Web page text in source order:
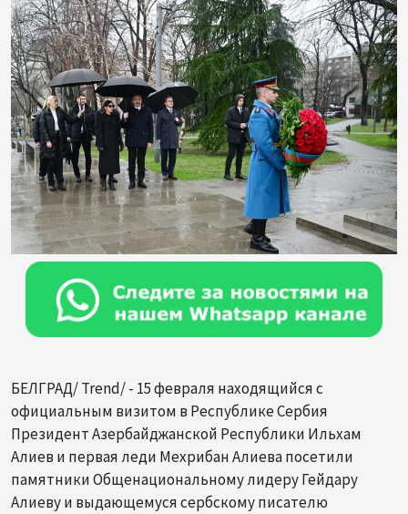
БЕЛГРАД/ Trend/ - 15 февраля находящийся с
официальным визитом в Республике Сербия
Президент Азербайджанской Республики Ильхам
Алиев и первая леди Мехрибан Алиева посетили
памятники Общенациональному лидеру Гейдару
Алиеву и выдающемуся сербскому писателю